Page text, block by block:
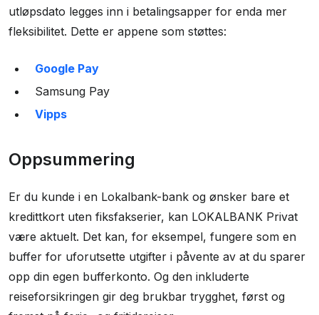
utløpsdato legges inn i betalingsapper for enda mer
fleksibilitet. Dette er appene som støttes:
Google Pay
Samsung Pay
Vipps
Oppsummering
Er du kunde i en Lokalbank-bank og ønsker bare et
kredittkort uten fiksfakserier, kan LOKALBANK Privat
være aktuelt. Det kan, for eksempel, fungere som en
buffer for uforutsette utgifter i påvente av at du sparer
opp din egen bufferkonto. Og den inkluderte
reiseforsikringen gir deg brukbar trygghet, først og